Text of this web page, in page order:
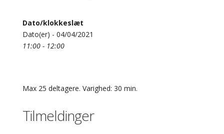
Dato/klokkeslæt
Dato(er) - 04/04/2021
11:00 - 12:00
Max 25 deltagere. Varighed: 30 min.
Tilmeldinger